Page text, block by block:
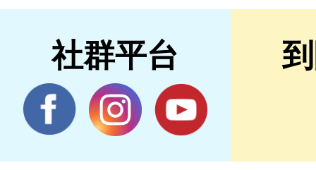
社群平台